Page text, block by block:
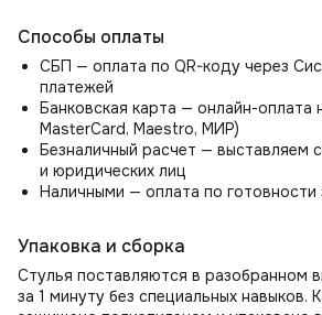
тряпкой и не выгорает на солнце, что
Моби идеально подходит для семей с
и домашними животными, благодаря
износостойкости.
Специальное пластиковые заглушки
царапины на полу, делая стул со
выбором для любого помещения,
Универсальное интерьерное
Стул Моби идеально подходит для
Способы оплаты
СБП — оплата по QR-коду через
платежей
Банковская карта — онлайн-оплата
MasterCard, Maestro, МИР)
Безналичный расчет — выставляем
и юридических лиц
Наличными — оплата по готовности
Упаковка и сборка
Стулья поставляются в разобранном
за 1 минуту без специальных навыков.